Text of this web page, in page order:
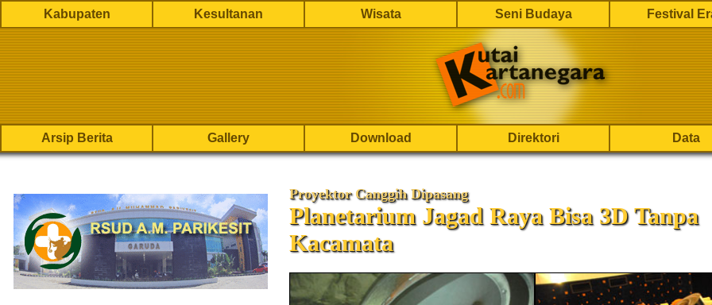
Kabupaten Kesultanan Wisata Seni Budaya Festival
Arsip Berita Gallery Download Direktori Data
Proyektor Canggih Dipasang
Planetarium Jagad Raya Bisa 3D Tanpa
Kacamata